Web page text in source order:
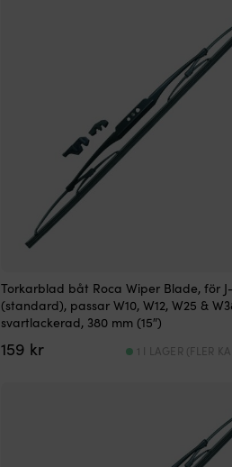
Torkarblad båt Roca Wiper Blade, för
(standard), passar W10, W12, W25 &
svartlackerad, 380 mm (15″)
159 kr 1 I LAGER (FLER